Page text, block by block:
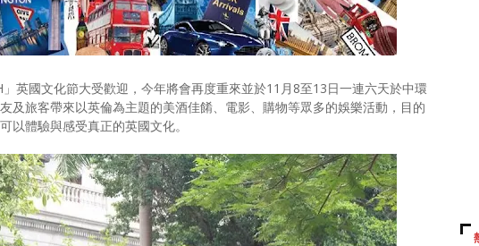
英國文化節大受歡迎，今年將會再度重來並於11月8至13日一連六天於中環
及旅客帶來以英倫為主題的美酒佳餚、電影、購物等眾多的娛樂活動，目的
以體驗與感受真正的英國文化。